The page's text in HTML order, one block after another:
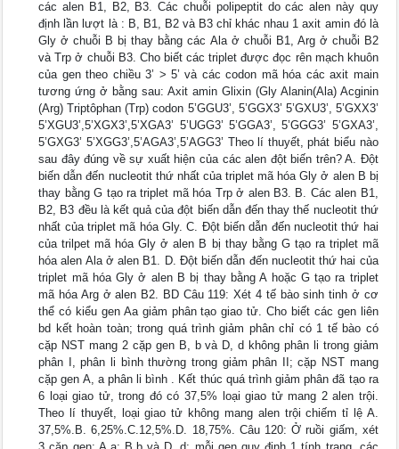
các alen B1, B2, B3. Các chuỗi polipeptit do các alen này quy
định lần lượt là : B, B1, B2 và B3 chỉ khác nhau 1 axit amin đó là
Gly ở chuỗi B bị thay bằng các Ala ở chuỗi B1, Arg ở chuỗi B2
và Trp ở chuỗi B3. Cho biết các triplet được đọc rên mạch khuôn
của gen theo chiều 3’ > 5’ và các codon mã hóa các axit main
tương ứng ở bằng sau: Axit amin Glixin (Gly Alanin(Ala) Acginin
(Arg) Triptôphan (Trp) codon 5’GGU3’, 5’GGX3’ 5’GXU3’, 5’GXX3’
5’XGU3’,5’XGX3’,5’XGA3’ 5’UGG3’ 5’GGA3’, 5’GGG3’ 5’GXA3’,
5’GXG3’ 5’XGG3’,5’AGA3’,5’AGG3’ Theo lí thuyết, phát biểu nào
sau đây đúng về sự xuất hiện của các alen đột biến trên? A. Đột
biến dẫn đến nucleotit thứ nhất của triplet mã hóa Gly ở alen B bị
thay bằng G tạo ra triplet mã hóa Trp ở alen B3. B. Các alen B1,
B2, B3 đều là kết quả của đột biến dẫn đến thay thế nucleotit thứ
nhất của triplet mã hóa Gly. C. Đột biến dẫn đến nucleotit thứ hai
của trilpet mã hóa Gly ở alen B bị thay bằng G tạo ra triplet mã
hóa alen Ala ở alen B1. D. Đột biến dẫn đến nucleotit thứ hai của
triplet mã hóa Gly ở alen B bị thay bằng A hoặc G tạo ra triplet
mã hóa Arg ở alen B2. BD Câu 119: Xét 4 tế bào sinh tinh ở cơ
thể có kiểu gen Aa giảm phân tạo giao tử. Cho biết các gen liên
bd kết hoàn toàn; trong quá trình giảm phân chỉ có 1 tế bào có
cặp NST mang 2 cặp gen B, b và D, d không phân li trong giảm
phân I, phân li bình thường trong giảm phân II; cặp NST mang
cặp gen A, a phân li bình . Kết thúc quá trình giảm phân đã tạo ra
6 loại giao tử, trong đó có 37,5% loại giao tử mang 2 alen trội.
Theo lí thuyết, loại giao tử không mang alen trội chiếm tỉ lệ A.
37,5%.B. 6,25%.C.12,5%.D. 18,75%. Câu 120: Ở ruồi giấm, xét